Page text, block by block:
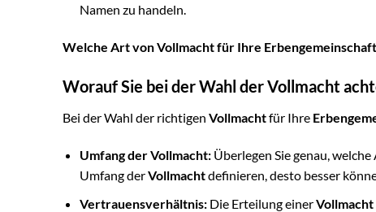
Namen zu handeln.
Welche Art von Vollmacht für Ihre
Worauf Sie bei der Wahl der Vollmacht
Bei der Wahl der richtigen Vollmachtfür Ihre
Umfang der Vollmacht:Überlegen Sie genau,
Umfang derVollmachtdefinieren, desto besser
Vertrauensverhältnis:Die Erteilung einerVollmacht